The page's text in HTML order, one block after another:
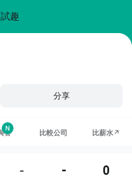
分享
答
N
比較公司 比薪水↗
- - 0